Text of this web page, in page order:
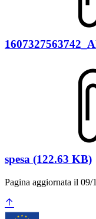
spesa (122.63 KB)
Pagina aggiornata il 09/